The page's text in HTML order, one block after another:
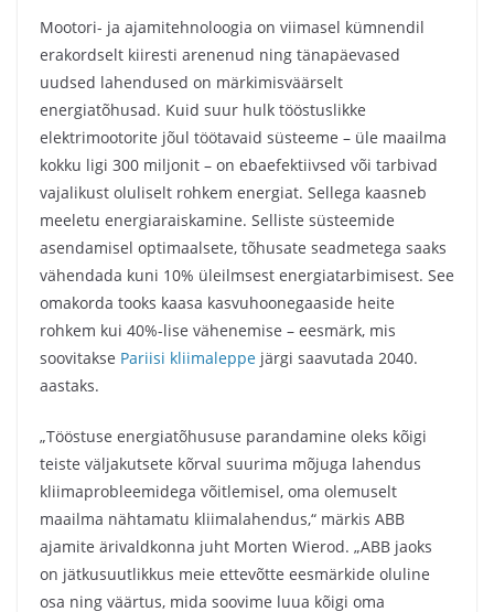
Mootori- ja ajamitehnoloogia on viimasel kümnendil
erakordselt kiiresti arenenud ning tänapäevased
uudsed lahendused on märkimisväärselt
energiatõhusad. Kuid suur hulk tööstuslikke
elektrimootorite jõul töötavaid süsteeme – üle maailma
kokku ligi 300 miljonit – on ebaefektiivsed või tarbivad
vajalikust oluliselt rohkem energiat. Sellega kaasneb
meeletu energiaraiskamine. Selliste süsteemide
asendamisel optimaalsete, tõhusate seadmetega saaks
vähendada kuni 10% üleilmsest energiatarbimisest. See
omakorda tooks kaasa kasvuhoonegaaside heite
rohkem kui 40%-lise vähenemise – eesmärk, mis
soovitakse Pariisi kliimaleppe järgi saavutada 2040.
aastaks.
„Tööstuse energiatõhususe parandamine oleks kõigi
teiste väljakutsete kõrval suurima mõjuga lahendus
kliimaprobleemidega võitlemisel, oma olemuselt
maailma nähtamatu kliimalahendus,“ märkis ABB
ajamite ärivaldkonna juht Morten Wierod. „ABB jaoks
on jätkusuutlikkus meie ettevõtte eesmärkide oluline
osa ning väärtus, mida soovime luua kõigi oma